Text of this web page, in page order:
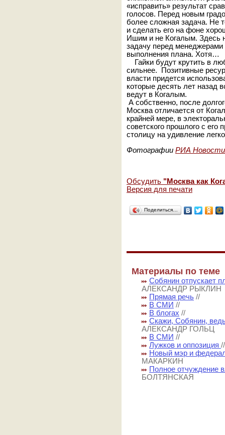
«исправить» результат
голосов. Перед новым
более сложная задача. Не
и сделать его на фоне
Ишим и не Когалым. Здесь
задачу перед
выполнения плана. Хотя…
Гайки будут крутить в
сильнее. Позитивные
власти придется
которые десять лет назад
ведут в Когалым.
А собственно, после
Москва отличается от
крайней мере, в
советского прошлого с
столицу на удивление
Фотографии РИА Новости
Обсудить "Москва как
Версия для печати
Поделиться…
Материалы по теме
Собянин отпускает
АЛЕКСАНДР РЫКЛИН
Прямая речь //
В СМИ //
В блогах //
Скажи, Собянин,
АЛЕКСАНДР ГОЛЬЦ
В СМИ //
Лужков и оппозиция
Новый мэр и
МАКАРКИН
Полное отчуждение
БОЛТЯНСКАЯ